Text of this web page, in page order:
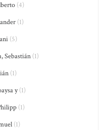
(4)
(1)
(5)
Sebastián(1)
(1)
y(1)
(1)
(1)